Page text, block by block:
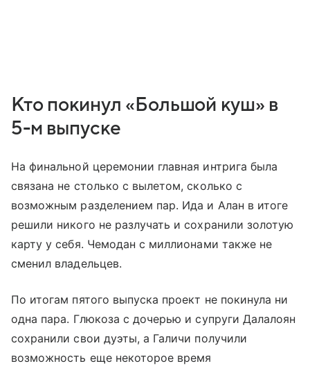
Кто покинул «Большой куш» в
5-м выпуске
На финальной церемонии главная интрига была
связана не столько с вылетом, сколько с
возможным разделением пар. Ида и Алан в итоге
решили никого не разлучать и сохранили золотую
карту у себя. Чемодан с миллионами также не
сменил владельцев.
По итогам пятого выпуска проект не покинула ни
одна пара. Глюкоза с дочерью и супруги Далалоян
сохранили свои дуэты, а Галичи получили
возможность еще некоторое время